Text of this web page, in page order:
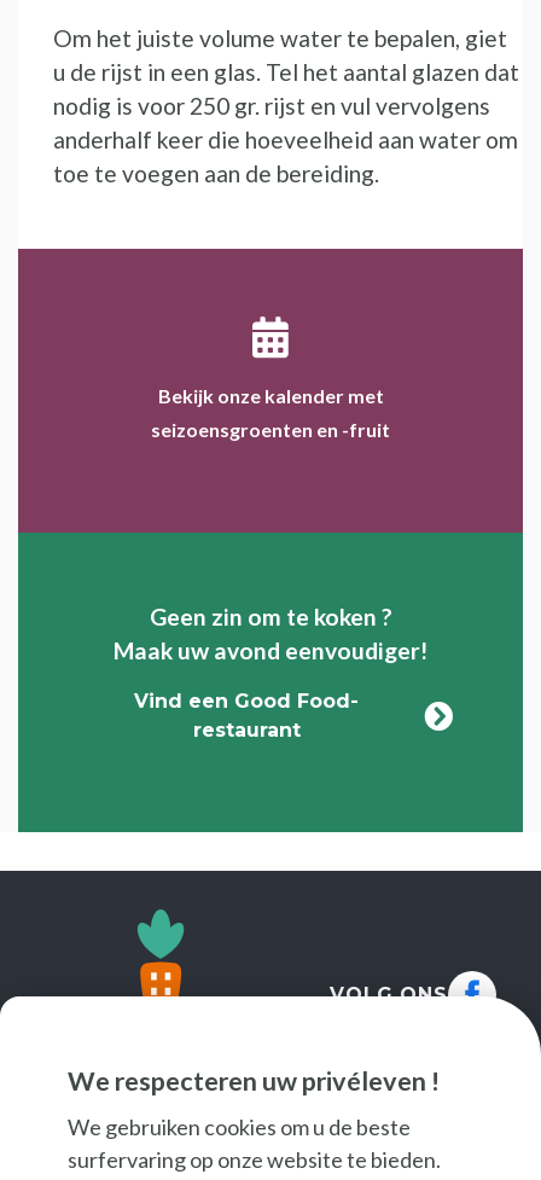
We respecteren uw privéleven !
We gebruiken cookies om u de beste
surfervaring op onze website te bieden.
Om het juiste volume water te bepalen, giet
u de rijst in een glas. Tel het aantal glazen dat
nodig is voor 250 gr. rijst en vul vervolgens
anderhalf keer die hoeveelheid aan water om
toe te voegen aan de bereiding.
Bekijk onze kalender met
seizoensgroenten en -fruit
Geen zin om te koken ?
Maak uw avond eenvoudiger!
Vind een Good Food-
restaurant
VOLG ONS